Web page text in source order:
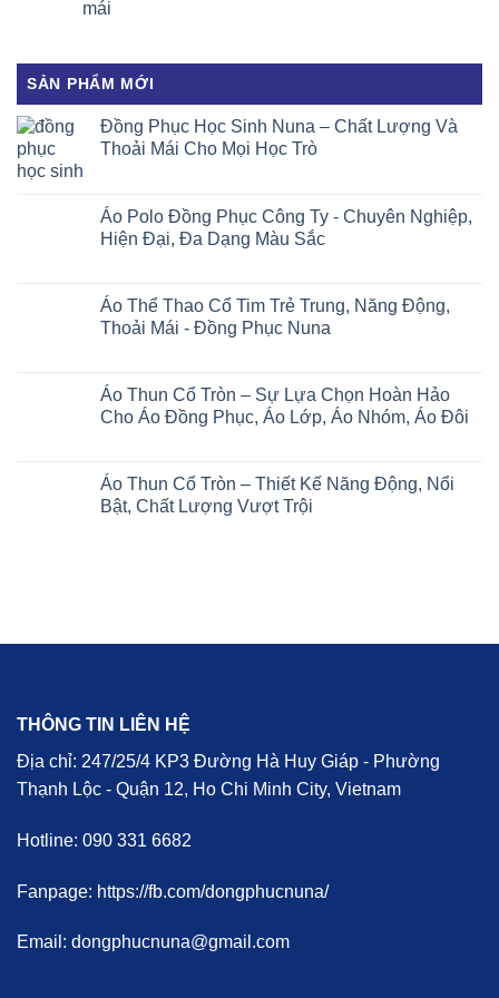
mái
SẢN PHẨM MỚI
Đồng Phục Học Sinh Nuna – Chất Lượng Và
Thoải Mái Cho Mọi Học Trò
Áo Polo Đồng Phục Công Ty - Chuyên Nghiệp,
Hiện Đại, Đa Dạng Màu Sắc
Áo Thể Thao Cổ Tim Trẻ Trung, Năng Động,
Thoải Mái - Đồng Phục Nuna
Áo Thun Cổ Tròn – Sự Lựa Chọn Hoàn Hảo
Cho Áo Đồng Phục, Áo Lớp, Áo Nhóm, Áo Đôi
Áo Thun Cổ Tròn – Thiết Kế Năng Động, Nổi
Bật, Chất Lượng Vượt Trội
THÔNG TIN LIÊN HỆ
Địa chỉ: 247/25/4 KP3 Đường Hà Huy Giáp - Phường
Thạnh Lộc - Quận 12, Ho Chi Minh City, Vietnam
Hotline: 090 331 6682
Fanpage: https://fb.com/dongphucnuna/
Email: dongphucnuna@gmail.com